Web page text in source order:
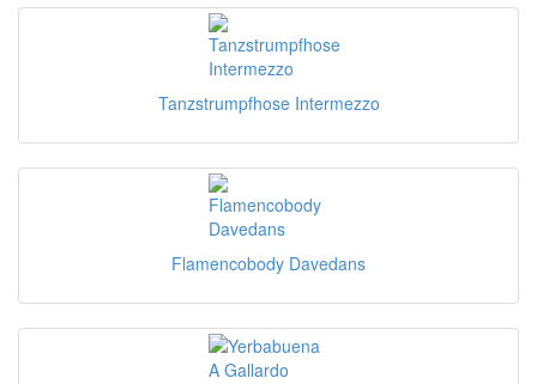
Tanzstrumpfhose Intermezzo
Flamencobody Davedans